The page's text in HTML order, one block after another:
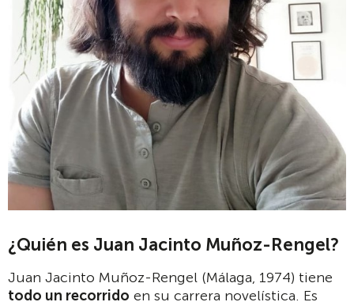
¿Quién es Juan Jacinto Muñoz-Rengel?
Juan Jacinto Muñoz-Rengel (Málaga, 1974) tiene
todo un recorrido en su carrera novelística. Es